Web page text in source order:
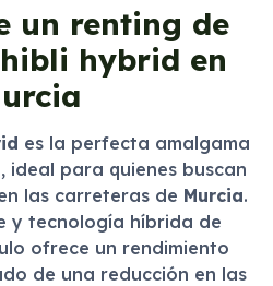
un renting de
hybrid en
es la perfecta amalgama
ideal para quienes buscan
las carreteras de Murcia.
y tecnología híbrida de
ofrece un rendimiento
de una reducción en las